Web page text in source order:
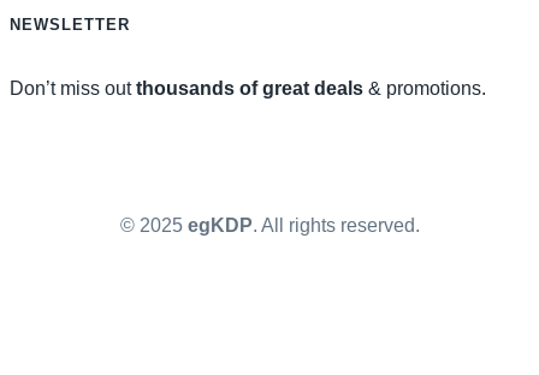
NEWSLETTER
Don’t miss outthousands of great deals & promotions.
© 2025 egKDP. All rights reserved.